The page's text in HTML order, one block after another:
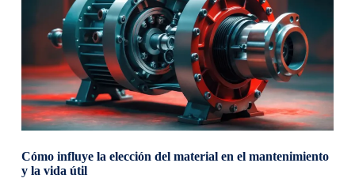
Cómo influye la elección del material en el mantenimiento
y la vida útil